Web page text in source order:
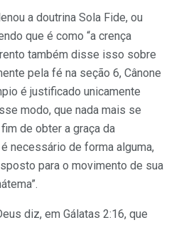
a doutrina Sola Fide, ou
que é como “a crença
também disse isso sobre
pela fé na seção 6, Cânone
é justificado unicamente
modo, que nada mais se
de obter a graça da
necessário de forma alguma,
para o movimento de sua
diz, em Gálatas 2:16, que